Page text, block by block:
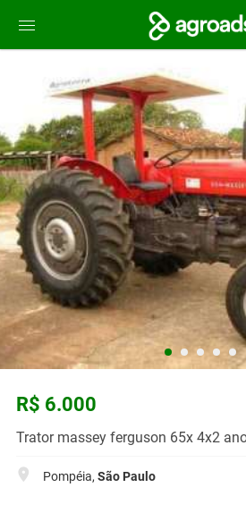
R$ 6.000
Trator massey ferguson 65x 4x2
Pompéia, São Paulo